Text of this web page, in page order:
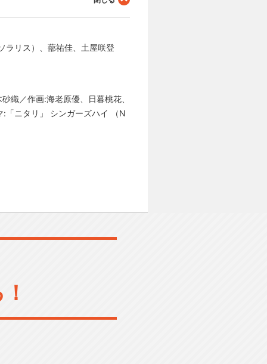
ラリス）、蔀祐佳、土屋咲登
織／作画:海老原優、日暮桃花、
「ニタリ」 シンガーズハイ （N